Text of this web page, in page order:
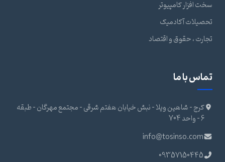
سخت افزار کامپیوتر
تحصیلات آکادمیک
تجارت ، حقوق و اقتصاد
تماس با ما
کرج - شاهین ویلا - نبش خیابان هفتم شرقی - مجتمع مهرگان - طبقه
6 - واحد 704
info@tosinso.com
09357150445